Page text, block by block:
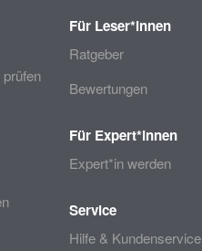
Für Leser*innen
Ratgeber
Bewertungen
Für Expert*innen
Expert*in werden
Service
Hilfe & Kundenservice